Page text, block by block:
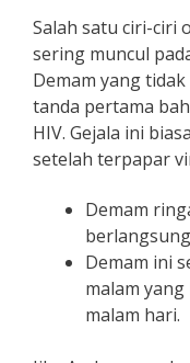
Salah satu ciri-ciri
sering muncul
Demam yang
tanda pertama
HIV. Gejala ini
setelah terpapar
Demam
Demam ini
malam
malam hari.